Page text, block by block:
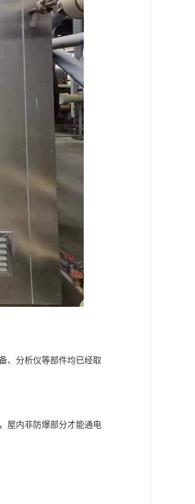
、分析仪等部件均已经取
屋内非防爆部分才能通电